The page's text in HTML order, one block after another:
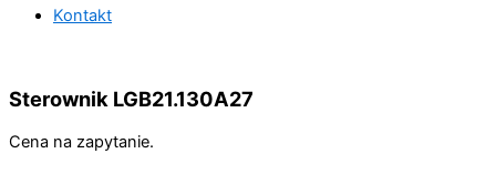
Kontakt
Sterownik LGB21.130A27
Cena na zapytanie.